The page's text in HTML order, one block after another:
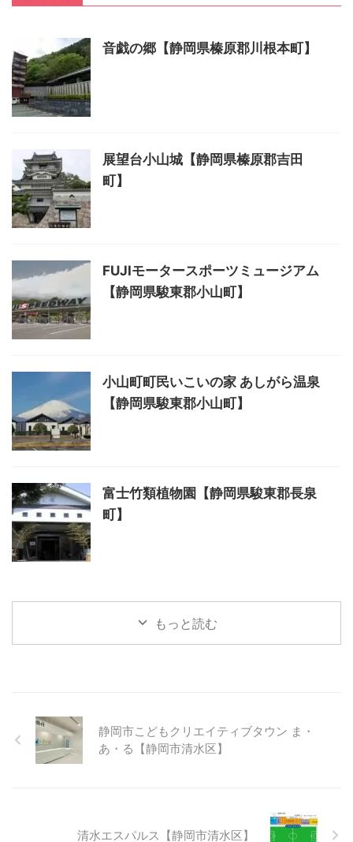
音戯の郷【静岡県榛原郡川根本町】
展望台小山城【静岡県榛原郡吉田
町】
FUJIモータースポーツミュージアム
【静岡県駿東郡小山町】
小山町町民いこいの家 あしがら温泉
【静岡県駿東郡小山町】
富士竹類植物園【静岡県駿東郡長泉
町】
もっと読む
静岡市こどもクリエイティブタウン ま・
あ・る【静岡市清水区】
清水エスパルス【静岡市清水区】